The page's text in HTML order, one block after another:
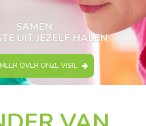
SAMEN
UIT JEZELF HALEN
OVER ONZE VISIE